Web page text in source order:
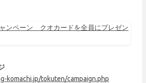
komachi.jp/tokuten/campaign.php